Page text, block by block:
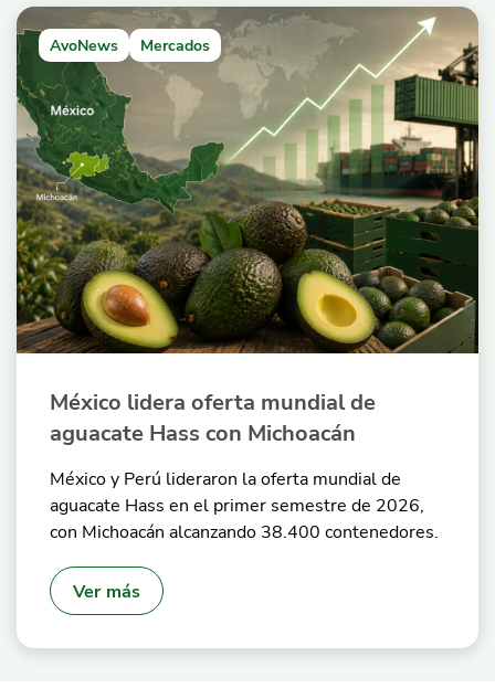
AvoNews Mercados
México lidera oferta mundial de
aguacate Hass con Michoacán
México y Perú lideraron la oferta mundial de
aguacate Hass en el primer semestre de 2026,
con Michoacán alcanzando 38.400 contenedores.
Ver más